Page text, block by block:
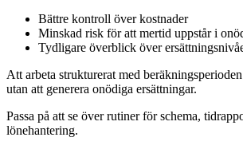
Bättre kontroll över kostnader
Minskad risk för att mertid uppstår i
Tydligare överblick över
Att arbeta strukturerat med
utan att generera onödiga ersättningar.
Passa på att se över rutiner för schema,
lönehantering.